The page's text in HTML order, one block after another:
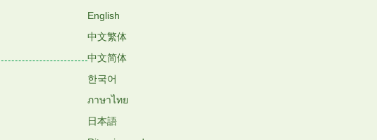
English
中文繁体
中文简体
한국어
ภาษาไทย
日本語